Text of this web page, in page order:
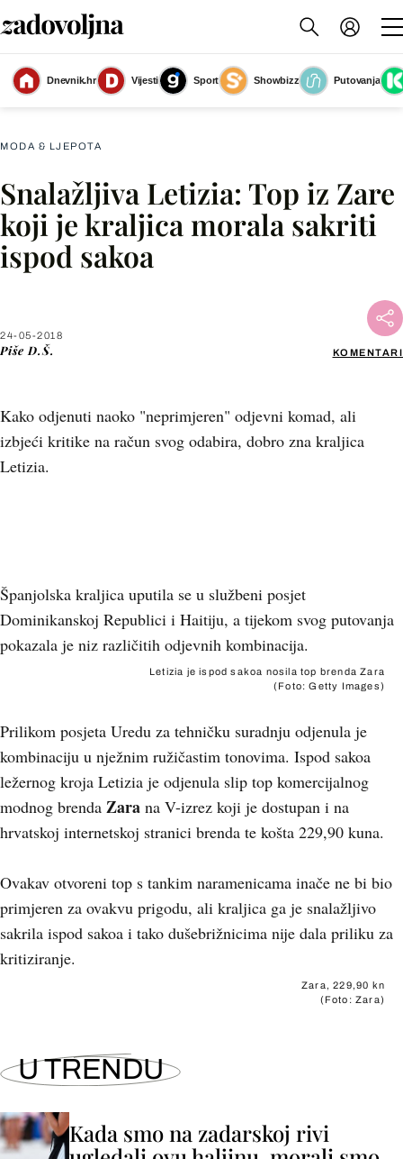
Dnevnik.hr Vijesti Sport Showbizz
Putovanja
Kraljica Letizia
(Foto: Getty Images)
MODA & LJEPOTA
Snalažljiva Letizia: Top iz Zare
koji je kraljica morala sakriti
ispod sakoa
24-05-2018
Piše D.Š. KOMENTARI
Kako odjenuti naoko "neprimjeren" odjevni komad, ali
izbjeći kritike na račun svog odabira, dobro zna kraljica
Letizia.
Facebook
X
Španjolska kraljica uputila se u službeni posjet
Dominikanskoj Republici i Haitiju, a tijekom svog putovanja
pokazala je niz različitih odjevnih kombinacija.
Letizia je ispod sakoa nosila top brenda Zara
(Foto: Getty Images)
Prilikom posjeta Uredu za tehničku suradnju odjenula je
kombinaciju u nježnim ružičastim tonovima. Ispod sakoa
ležernog kroja Letizia je odjenula slip top komercijalnog
modnog brenda Zara na V-izrez koji je dostupan i na
hrvatskoj internetskoj stranici brenda te košta 229,90 kuna.
Ovakav otvoreni top s tankim naramenicama inače ne bi bio
primjeren za ovakvu prigodu, ali kraljica ga je snalažljivo
sakrila ispod sakoa i tako dušebrižnicima nije dala priliku za
kritiziranje.
Zara, 229,90 kn
(Foto: Zara)
U TRENDU
Kada smo na zadarskoj rivi